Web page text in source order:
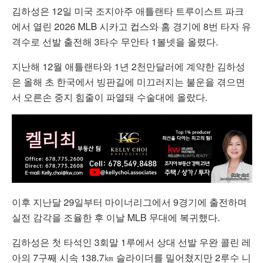
김하성은 12일 미국 조지아주 애틀랜타 트루이스트 파크
에서 열린 2026 MLB 시카고 컵스와 홈 경기에 8번 타자 유
격수로 선발 출전해 3타수 무안타 1볼넷을 올렸다.
지난해 12월 애틀랜타와 1년 2천만달러에 계약한 김하성
은 올해 초 한국에서 빙판길에 미끄러지는 불운을 겪으면
서 오른손 중지 힘줄이 파열돼 수술대에 올랐다.
이후 지난달 29일부터 마이너리그에서 9경기에 출전하며
실전 감각을 조율한 후 이날 MLB 무대에 복귀했다.
김하성은 첫 타석인 3회말 1루에서 상대 선발 우완 콜린 레
아의 7구째 시속 138.7㎞ 슬라이더를 밀어쳤지만 2루수 니